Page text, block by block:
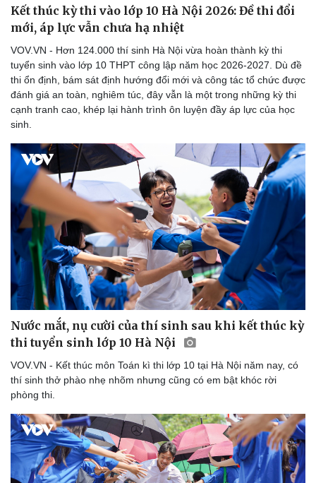
Kết thúc kỳ thi vào lớp 10 Hà Nội 2026: Đề thi đổi
mới, áp lực vẫn chưa hạ nhiệt
VOV.VN - Hơn 124.000 thí sinh Hà Nội vừa hoàn thành kỳ thi
tuyển sinh vào lớp 10 THPT công lập năm học 2026-2027. Dù đề
thi ổn định, bám sát định hướng đổi mới và công tác tổ chức được
đánh giá an toàn, nghiêm túc, đây vẫn là một trong những kỳ thi
cạnh tranh cao, khép lại hành trình ôn luyện đầy áp lực của học
sinh.
Nước mắt, nụ cười của thí sinh sau khi kết thúc kỳ
thi tuyển sinh lớp 10 Hà Nội
VOV.VN - Kết thúc môn Toán kì thi lớp 10 tại Hà Nội năm nay, có
thí sinh thở phào nhẹ nhõm nhưng cũng có em bật khóc rời
phòng thi.